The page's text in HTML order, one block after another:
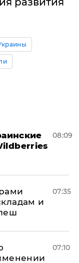
08:09
и
07:35
07:10